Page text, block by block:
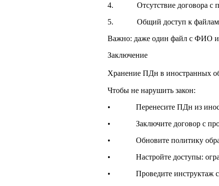
4. Отсутствие договора с
5. Общий доступ к файлам с
Важно: даже один файл с ФИО и
Заключение
Хранение ПДн в иностранных
Чтобы не нарушить закон:
• Перенесите ПДн из
• Заключите договор с
• Обновите политику
• Настройте доступы:
• Проведите инструктаж